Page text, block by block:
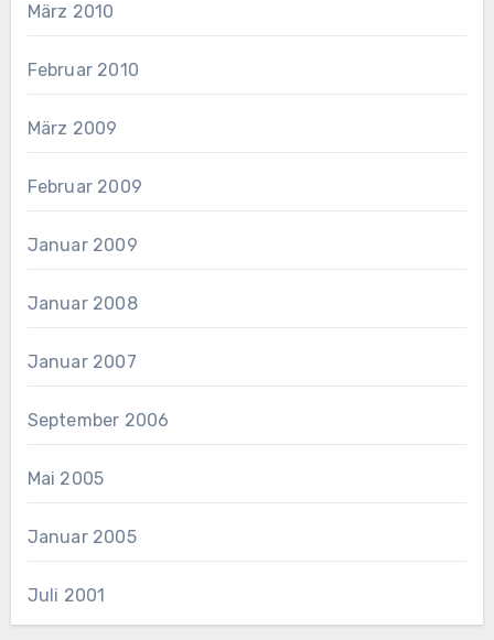
März 2010
Februar 2010
März 2009
Februar 2009
Januar 2009
Januar 2008
Januar 2007
September 2006
Mai 2005
Januar 2005
Juli 2001